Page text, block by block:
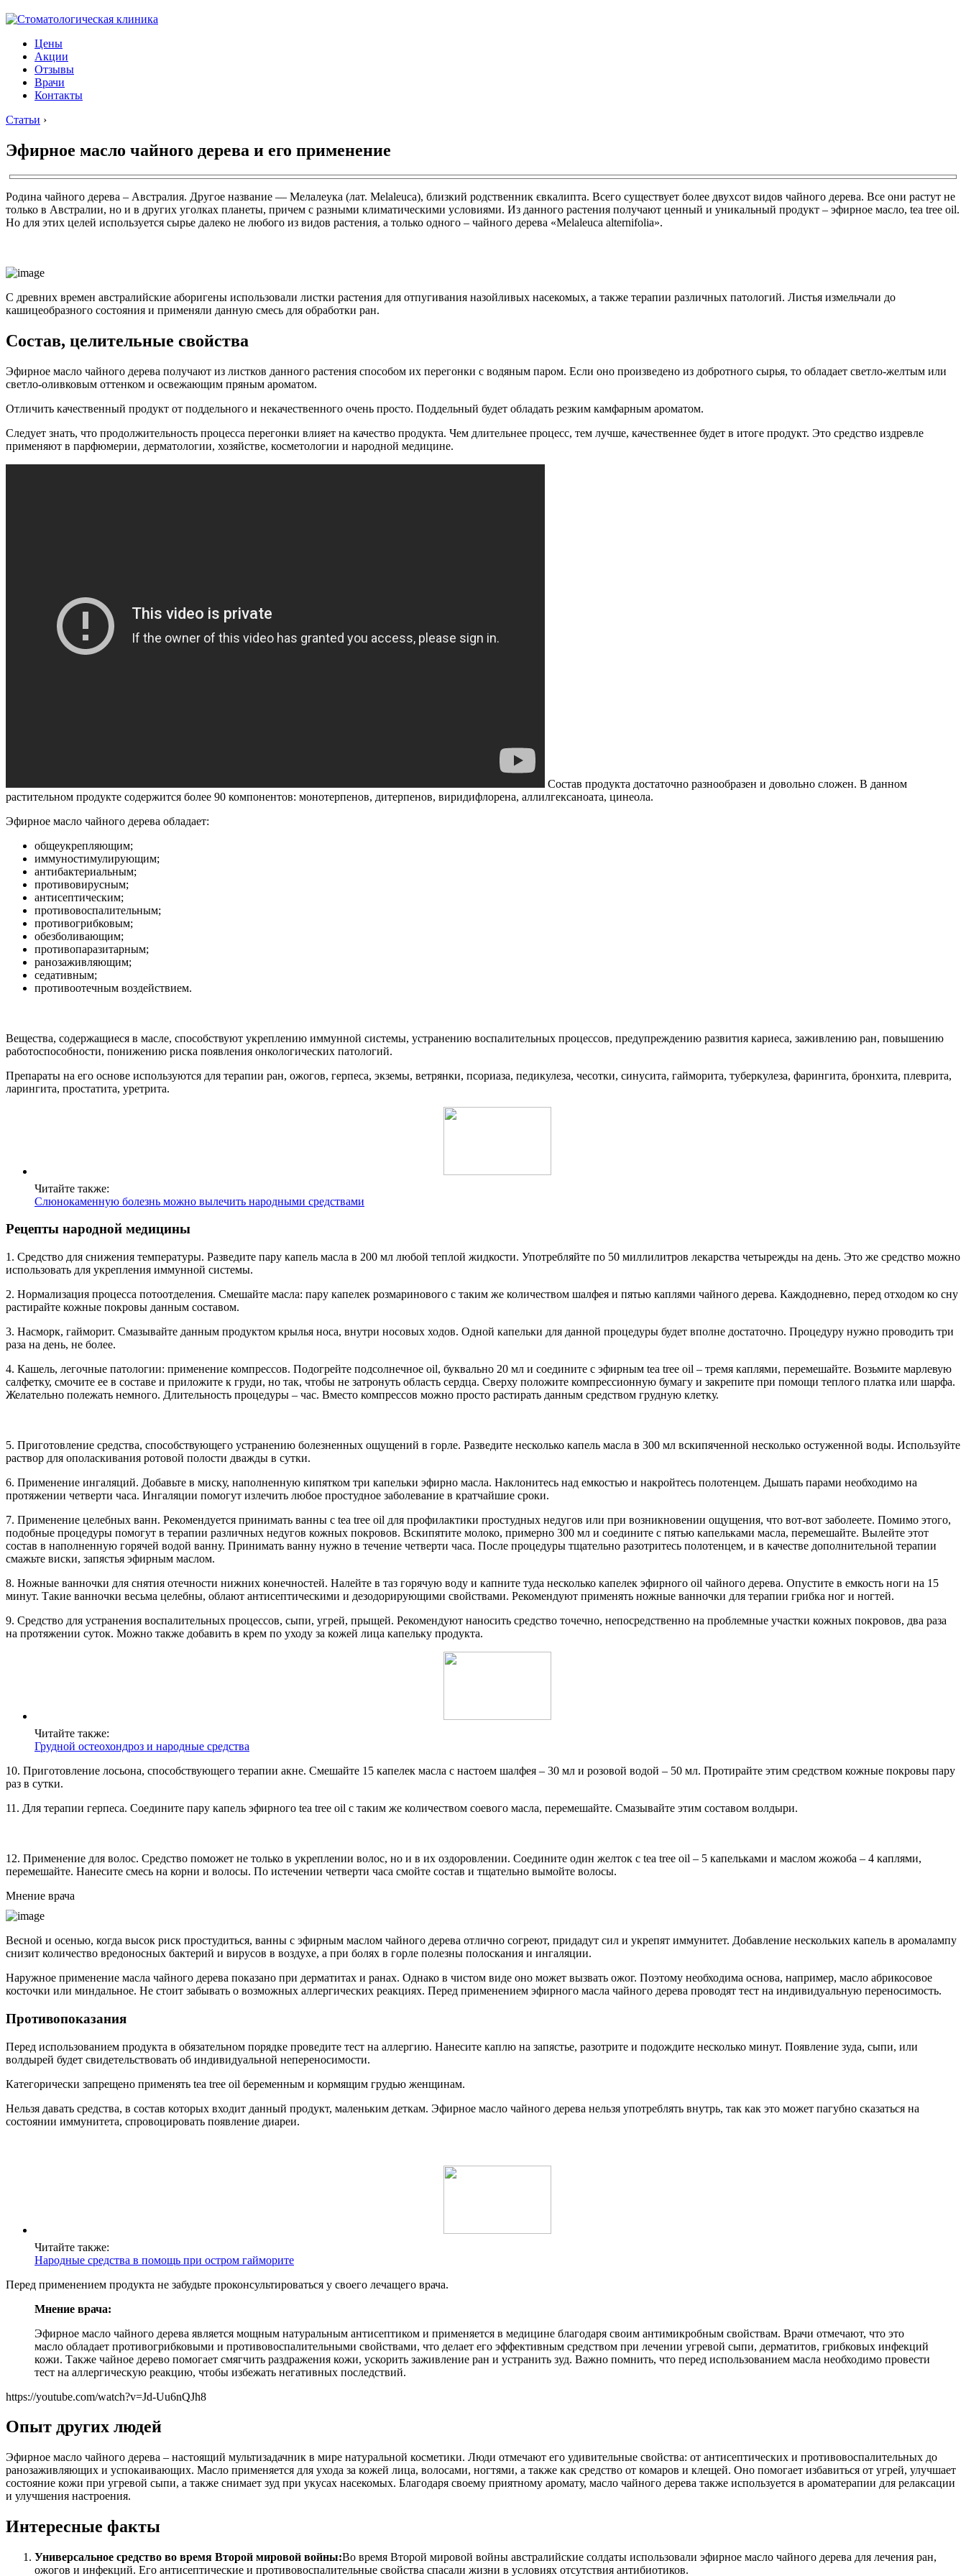
Цены
Акции
Отзывы
Врачи
Контакты
Статьи ›
Эфирное масло чайного дерева и его применение
Родина чайного дерева – Австралия. Другое название — Мелалеука (лат. Melaleuca), близкий родственник євкалипта. Всего существует более двухсот видов чайного дерева. Все они растут не
только в Австралии, но и в других уголках планеты, причем с разными климатическими условиями. Из данного растения получают ценный и уникальный продукт – эфирное масло, tea tree oil.
Но для этих целей используется сырье далеко не любого из видов растения, а только одного – чайного дерева «Меlaleuca alternifolia».
С древних времен австралийские аборигены использовали листки растения для отпугивания назойливых насекомых, а также терапии различных патологий. Листья измельчали до
кашицеобразного состояния и применяли данную смесь для обработки ран.
Состав, целительные свойства
Эфирное масло чайного дерева получают из листков данного растения способом их перегонки с водяным паром. Если оно произведено из добротного сырья, то обладает светло-желтым или
светло-оливковым оттенком и освежающим пряным ароматом.
Отличить качественный продукт от поддельного и некачественного очень просто. Поддельный будет обладать резким камфарным ароматом.
Следует знать, что продолжительность процесса перегонки влияет на качество продукта. Чем длительнее процесс, тем лучше, качественнее будет в итоге продукт. Это средство издревле
применяют в парфюмерии, дерматологии, хозяйстве, косметологии и народной медицине.
Состав продукта достаточно разнообразен и довольно сложен. В данном
растительном продукте содержится более 90 компонентов: монотерпенов, дитерпенов, виридифлорена, аллилгексаноата, цинеола.
Эфирное масло чайного дерева обладает:
общеукрепляющим;
иммуностимулирующим;
антибактериальным;
противовирусным;
антисептическим;
противовоспалительным;
противогрибковым;
обезболивающим;
противопаразитарным;
ранозаживляющим;
седативным;
противоотечным воздействием.
Вещества, содержащиеся в масле, способствуют укреплению иммунной системы, устранению воспалительных процессов, предупреждению развития кариеса, заживлению ран, повышению
работоспособности, понижению риска появления онкологических патологий.
Препараты на его основе используются для терапии ран, ожогов, герпеса, экземы, ветрянки, псориаза, педикулеза, чесотки, синусита, гайморита, туберкулеза, фарингита, бронхита, плеврита,
ларингита, простатита, уретрита.
Читайте также:
Слюнокаменную болезнь можно вылечить народными средствами
Рецепты народной медицины
1. Средство для снижения температуры. Разведите пару капель масла в 200 мл любой теплой жидкости. Употребляйте по 50 миллилитров лекарства четырежды на день. Это же средство можно
использовать для укрепления иммунной системы.
2. Нормализация процесса потоотделения. Смешайте масла: пару капелек розмаринового с таким же количеством шалфея и пятью каплями чайного дерева. Каждодневно, перед отходом ко сну
растирайте кожные покровы данным составом.
3. Насморк, гайморит. Смазывайте данным продуктом крылья носа, внутри носовых ходов. Одной капельки для данной процедуры будет вполне достаточно. Процедуру нужно проводить три
раза на день, не более.
4. Кашель, легочные патологии: применение компрессов. Подогрейте подсолнечное oil, буквально 20 мл и соедините с эфирным tea tree oil – тремя каплями, перемешайте. Возьмите марлевую
салфетку, смочите ее в составе и приложите к груди, но так, чтобы не затронуть область сердца. Сверху положите компрессионную бумагу и закрепите при помощи теплого платка или шарфа.
Желательно полежать немного. Длительность процедуры – час. Вместо компрессов можно просто растирать данным средством грудную клетку.
5. Приготовление средства, способствующего устранению болезненных ощущений в горле. Разведите несколько капель масла в 300 мл вскипяченной несколько остуженной воды. Используйте
раствор для ополаскивания ротовой полости дважды в сутки.
6. Применение ингаляций. Добавьте в миску, наполненную кипятком три капельки эфирно масла. Наклонитесь над емкостью и накройтесь полотенцем. Дышать парами необходимо на
протяжении четверти часа. Ингаляции помогут излечить любое простудное заболевание в кратчайшие сроки.
7. Применение целебных ванн. Рекомендуется принимать ванны с tea tree oil для профилактики простудных недугов или при возникновении ощущения, что вот-вот заболеете. Помимо этого,
подобные процедуры помогут в терапии различных недугов кожных покровов. Вскипятите молоко, примерно 300 мл и соедините с пятью капельками масла, перемешайте. Вылейте этот
состав в наполненную горячей водой ванну. Принимать ванну нужно в течение четверти часа. После процедуры тщательно разотритесь полотенцем, и в качестве дополнительной терапии
смажьте виски, запястья эфирным маслом.
8. Ножные ванночки для снятия отечности нижних конечностей. Налейте в таз горячую воду и капните туда несколько капелек эфирного oil чайного дерева. Опустите в емкость ноги на 15
минут. Такие ванночки весьма целебны, облают антисептическими и дезодорирующими свойствами. Рекомендуют применять ножные ванночки для терапии грибка ног и ногтей.
9. Средство для устранения воспалительных процессов, сыпи, угрей, прыщей. Рекомендуют наносить средство точечно, непосредственно на проблемные участки кожных покровов, два раза
на протяжении суток. Можно также добавить в крем по уходу за кожей лица капельку продукта.
Читайте также:
Грудной остеохондроз и народные средства
10. Приготовление лосьона, способствующего терапии акне. Смешайте 15 капелек масла с настоем шалфея – 30 мл и розовой водой – 50 мл. Протирайте этим средством кожные покровы пару
раз в сутки.
11. Для терапии герпеса. Соедините пару капель эфирного tea tree oil с таким же количеством соевого масла, перемешайте. Смазывайте этим составом волдыри.
12. Применение для волос. Средство поможет не только в укреплении волос, но и в их оздоровлении. Соедините один желток с tea tree oil – 5 капельками и маслом жожоба – 4 каплями,
перемешайте. Нанесите смесь на корни и волосы. По истечении четверти часа смойте состав и тщательно вымойте волосы.
Мнение врача
Весной и осенью, когда высок риск простудиться, ванны с эфирным маслом чайного дерева отлично согреют, придадут сил и укрепят иммунитет. Добавление нескольких капель в аромалампу
снизит количество вредоносных бактерий и вирусов в воздухе, а при болях в горле полезны полоскания и ингаляции.
Наружное применение масла чайного дерева показано при дерматитах и ранах. Однако в чистом виде оно может вызвать ожог. Поэтому необходима основа, например, масло абрикосовое
косточки или миндальное. Не стоит забывать о возможных аллергических реакциях. Перед применением эфирного масла чайного дерева проводят тест на индивидуальную переносимость.
Противопоказания
Перед использованием продукта в обязательном порядке проведите тест на аллергию. Нанесите каплю на запястье, разотрите и подождите несколько минут. Появление зуда, сыпи, или
волдырей будет свидетельствовать об индивидуальной непереносимости.
Категорически запрещено применять tea tree oil беременным и кормящим грудью женщинам.
Нельзя давать средства, в состав которых входит данный продукт, маленьким деткам. Эфирное масло чайного дерева нельзя употреблять внутрь, так как это может пагубно сказаться на
состоянии иммунитета, спровоцировать появление диареи.
Читайте также:
Народные средства в помощь при остром гайморите
Перед применением продукта не забудьте проконсультироваться у своего лечащего врача.
Мнение врача:
Эфирное масло чайного дерева является мощным натуральным антисептиком и применяется в медицине благодаря своим антимикробным свойствам. Врачи отмечают, что это
масло обладает противогрибковыми и противовоспалительными свойствами, что делает его эффективным средством при лечении угревой сыпи, дерматитов, грибковых инфекций
кожи. Также чайное дерево помогает смягчить раздражения кожи, ускорить заживление ран и устранить зуд. Важно помнить, что перед использованием масла необходимо провести
тест на аллергическую реакцию, чтобы избежать негативных последствий.
https://youtube.com/watch?v=Jd-Uu6nQJh8
Опыт других людей
Эфирное масло чайного дерева – настоящий мультизадачник в мире натуральной косметики. Люди отмечают его удивительные свойства: от антисептических и противовоспалительных до
ранозаживляющих и успокаивающих. Масло применяется для ухода за кожей лица, волосами, ногтями, а также как средство от комаров и клещей. Оно помогает избавиться от угрей, улучшает
состояние кожи при угревой сыпи, а также снимает зуд при укусах насекомых. Благодаря своему приятному аромату, масло чайного дерева также используется в ароматерапии для релаксации
и улучшения настроения.
Интересные факты
Универсальное средство во время Второй мировой войны:Во время Второй мировой войны австралийские солдаты использовали эфирное масло чайного дерева для лечения ран,
ожогов и инфекций. Его антисептические и противовоспалительные свойства спасали жизни в условиях отсутствия антибиотиков.